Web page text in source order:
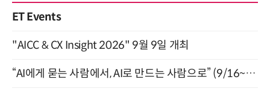
ET Events
"AICC & CX Insight 2026" 9월 9일 개최
“AI에게 묻는 사람에서, AI로 만드는 사람으로” (9/16~17)